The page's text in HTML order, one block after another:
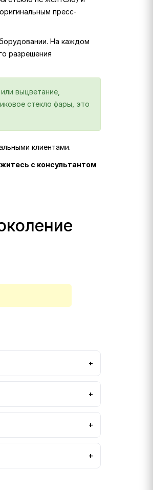
пресс-
На каждом
разрешения
выцветание,
стекло фары, это
клиентами.
с консультантом